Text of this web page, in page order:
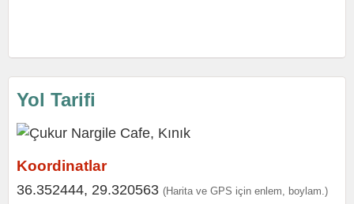
Yol Tarifi
Koordinatlar
36.352444, 29.320563 (Harita ve GPS için enlem, boylam.)